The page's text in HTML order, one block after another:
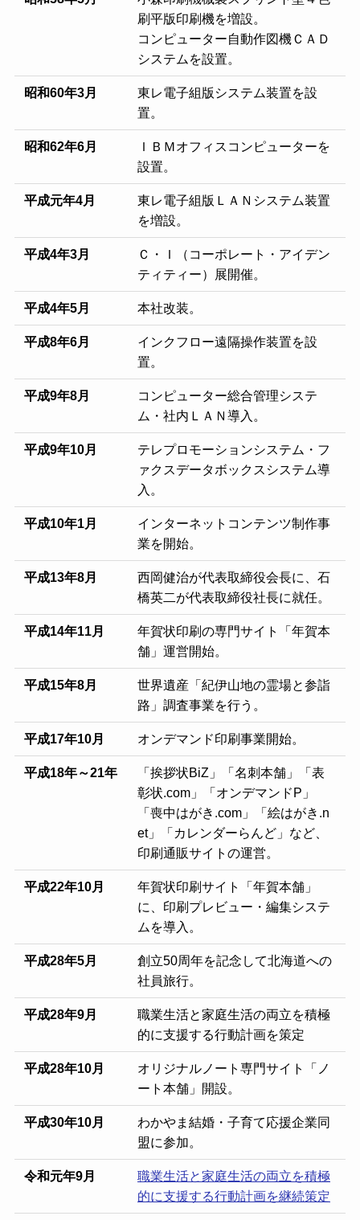
刷平版印刷機を増設。
コンピューター自動作図機ＣＡＤ
システムを設置。
昭和60年3月
東レ電子組版システム装置を設
置。
昭和62年6月
ＩＢＭオフィスコンピューターを
設置。
平成元年4月
東レ電子組版ＬＡＮシステム装置
を増設。
平成4年3月
Ｃ・Ｉ（コーポレート・アイデン
ティティー）展開催。
平成4年5月 本社改装。
平成8年6月
インクフロー遠隔操作装置を設
置。
平成9年8月
コンピューター総合管理システ
ム・社内ＬＡＮ導入。
平成9年10月
テレプロモーションシステム・フ
ァクスデータボックスシステム導
入。
平成10年1月
インターネットコンテンツ制作事
業を開始。
平成13年8月
西岡健治が代表取締役会長に、石
橋英二が代表取締役社長に就任。
平成14年11月
年賀状印刷の専門サイト「年賀本
舗」運営開始。
平成15年8月
世界遺産「紀伊山地の霊場と参詣
路」調査事業を行う。
平成17年10月 オンデマンド印刷事業開始。
平成18年～21年
「挨拶状BiZ」「名刺本舗」「表
彰状.com」「オンデマンドP」
「喪中はがき.com」「絵はがき.n
et」「カレンダーらんど」など、
印刷通販サイトの運営。
平成22年10月
年賀状印刷サイト「年賀本舗」
に、印刷プレビュー・編集システ
ムを導入。
平成28年5月
創立50周年を記念して北海道への
社員旅行。
平成28年9月
職業生活と家庭生活の両立を積極
的に支援する行動計画を策定
平成28年10月
オリジナルノート専門サイト「ノ
ート本舗」開設。
平成30年10月
わかやま結婚・子育て応援企業同
盟に参加。
令和元年9月
職業生活と家庭生活の両立を積極
的に支援する行動計画を継続策定